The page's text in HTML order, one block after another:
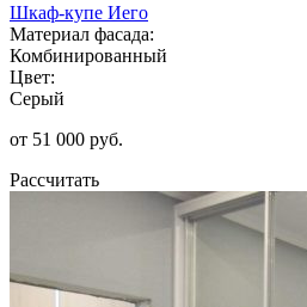
Шкаф-купе Иего
Материал фасада:
Комбинированный
Цвет:
Серый
от 51 000 руб.
Рассчитать